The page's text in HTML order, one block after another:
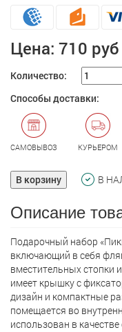
Цена: 710 руб
Количество:
Способы доставки:
САМОВЫВОЗ КУРЬЕРОМ
В корзину В
Описание
Подарочный набор
включающий в себя
вместительных стопки
имеет крышку с
дизайн и компактные
помещается во
использован в